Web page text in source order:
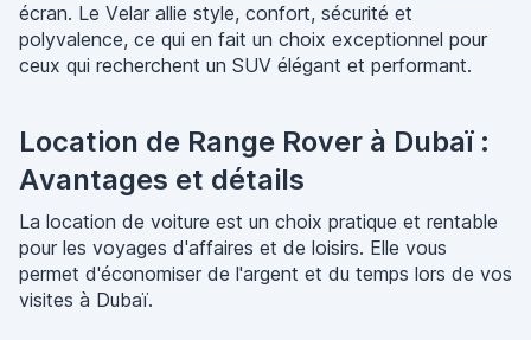
écran. Le Velar allie style, confort, sécurité et
polyvalence, ce qui en fait un choix exceptionnel pour
ceux qui recherchent un SUV élégant et performant.
Location de Range Rover à Dubaï :
Avantages et détails
La location de voiture est un choix pratique et rentable
pour les voyages d'affaires et de loisirs. Elle vous
permet d'économiser de l'argent et du temps lors de vos
visites à Dubaï.